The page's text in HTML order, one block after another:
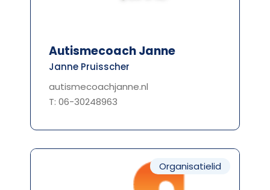
Autismecoach Janne
Janne Pruisscher
autismecoachjanne.nl
T: 06-30248963
Organisatielid